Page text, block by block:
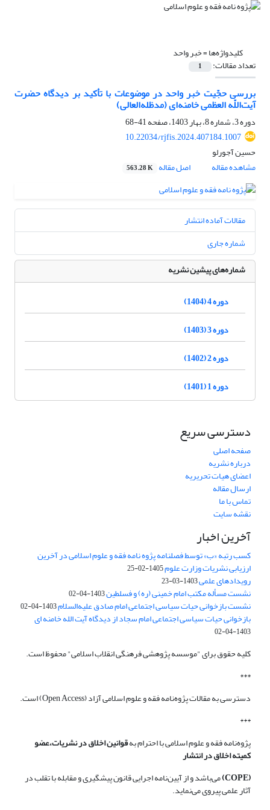
کلیدواژه‌ها =خبر واحد
تعداد مقالات: 1
بررسی حجّیت خبر واحد در موضوعات با تأکید بر دیدگاه حضرت
آیت‌‌اللّه العظمی خامنه‌ای (مدظله‌العالی)
دوره 3، شماره 8، بهار 1403، صفحه
41-68
10.22034/rjfis.2024.407184.1007
حسین آجورلو
مشاهده مقاله
اصل مقاله 563.28 K
مقالات آماده انتشار
شماره جاری
شماره‌های پیشین نشریه
دوره 4 (1404)
دوره 3 (1403)
دوره 2 (1402)
دوره 1 (1401)
دسترسی سریع
صفحه اصلی
درباره نشریه
اعضای هیات تحریریه
ارسال مقاله
تماس با ما
نقشه سایت
آخرین اخبار
کسب رتبه «ب» توسط فصلنامه پژوه نامه فقه و علوم اسلامی در آخرین
ارزیابی نشریات وزارت علوم1405-02-25
رویدادهای علمی1403-03-23
نشست مسأله مکتب امام خمینی (ره) و فسلطین1403-04-02
نشست بازخوانی حیات سیاسی اجتماعی امام صادق علیه‌السلام1403-04-02
بازخوانی حیات سیاسی اجتماعی امام سجاد از دیدگاه آیت الله خامنه ای
1403-04-02
کلیه حقوق برای "موسسه پژوهشی فرهنگی انقلاب اسلامی" محفوظ است.
***
دسترسی به مقالات پژوه‌نامه فقه و علوم اسلامی آزاد (Open Access) است.
***
پژوه‌نامه فقه و علوم اسلامی با احترام بهقوانین اخلاق در نشریات،عضو
کمیته اخلاق در انتشار
(COPE)
می‌باشد و از آیین‌نامه اجرایی قانون پیشگیری و مقابله با تقلب در
آثار علمی پیروی می‌نماید.